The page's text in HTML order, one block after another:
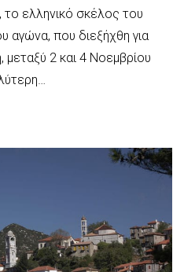
ελληνικό σκέλος του
αγώνα, που διεξήχθη για
2 και 4 Νοεμβρίου